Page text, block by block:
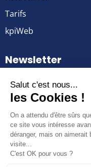
Tarifs
kpiWeb
Newsletter